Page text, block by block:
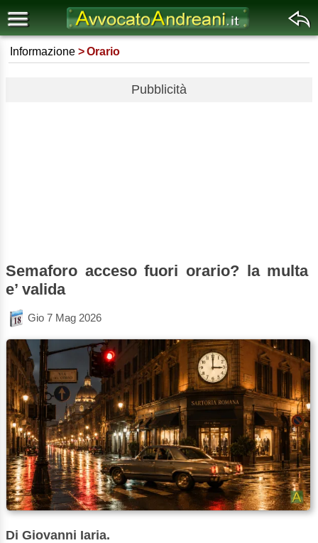
Informazione Orario
Pubblicità
Semaforo acceso fuori orario? la multa
e’ valida
Gio 7 Mag 2026
Di Giovanni Iaria.